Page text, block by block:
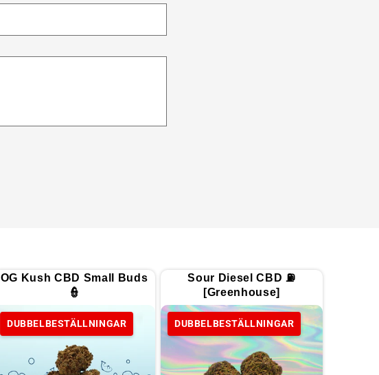
OG Kush CBD Small Buds
👮
DUBBELBESTÄLLNINGAR
Sour Diesel CBD ⛽
[Greenhouse]
DUBBELBESTÄLLNINGAR